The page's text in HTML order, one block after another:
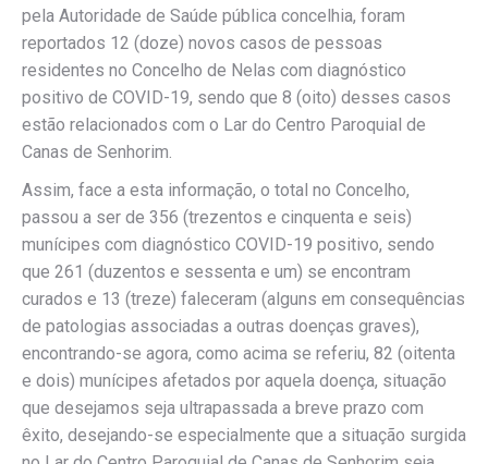
pela Autoridade de Saúde pública concelhia, foram
reportados 12 (doze) novos casos de pessoas
residentes no Concelho de Nelas com diagnóstico
positivo de COVID-19, sendo que 8 (oito) desses casos
estão relacionados com o Lar do Centro Paroquial de
Canas de Senhorim.
Assim, face a esta informação, o total no Concelho,
passou a ser de 356 (trezentos e cinquenta e seis)
munícipes com diagnóstico COVID-19 positivo, sendo
que 261 (duzentos e sessenta e um) se encontram
curados e 13 (treze) faleceram (alguns em consequências
de patologias associadas a outras doenças graves),
encontrando-se agora, como acima se referiu, 82 (oitenta
e dois) munícipes afetados por aquela doença, situação
que desejamos seja ultrapassada a breve prazo com
êxito, desejando-se especialmente que a situação surgida